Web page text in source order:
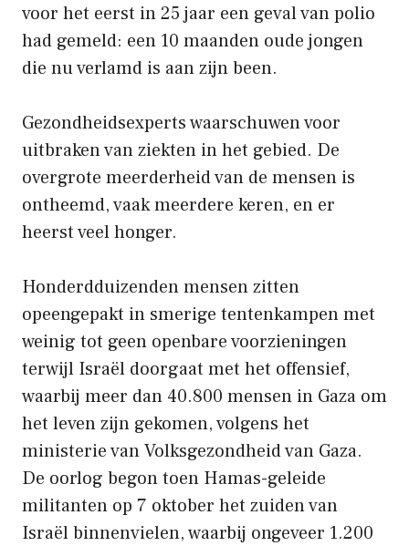
voor het eerst in 25 jaar een geval van polio
had gemeld: een 10 maanden oude jongen
die nu verlamd is aan zijn been.
Gezondheidsexperts waarschuwen voor
uitbraken van ziekten in het gebied. De
overgrote meerderheid van de mensen is
ontheemd, vaak meerdere keren, en er
heerst veel honger.
Honderdduizenden mensen zitten
opeengepakt in smerige tentenkampen met
weinig tot geen openbare voorzieningen
terwijl Israël doorgaat met het offensief,
waarbij meer dan 40.800 mensen in Gaza om
het leven zijn gekomen, volgens het
ministerie van Volksgezondheid van Gaza.
De oorlog begon toen Hamas-geleide
militanten op 7 oktober het zuiden van
Israël binnenvielen, waarbij ongeveer 1.200